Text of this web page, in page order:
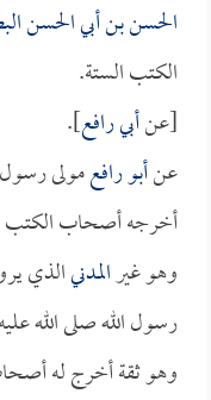
الحسن بن أبي الحسن
الكتب الستة.
[عنأبي رافع].
عنأبو رافعمولى
أخرجه أصحاب الكتب
وهو غيرالمدنيالذي
رسول الله صلى الله
وهو ثقة أخرج له